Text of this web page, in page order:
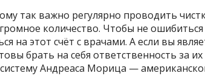
так важно регулярно проводить
количество. Чтобы не
на этот счёт с врачами. А если вы
брать на себя ответственность за
Андреаса Морица —